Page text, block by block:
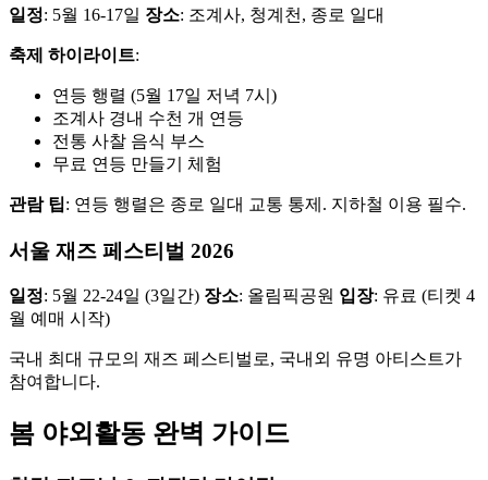
일정: 5월 16-17일 장소: 조계사, 청계천, 종로 일대
축제 하이라이트:
연등 행렬 (5월 17일 저녁 7시)
조계사 경내 수천 개 연등
전통 사찰 음식 부스
무료 연등 만들기 체험
관람 팁: 연등 행렬은 종로 일대 교통 통제. 지하철 이용 필수.
서울 재즈 페스티벌 2026
일정: 5월 22-24일 (3일간) 장소: 올림픽공원 입장: 유료 (티켓 4
월 예매 시작)
국내 최대 규모의 재즈 페스티벌로, 국내외 유명 아티스트가
참여합니다.
봄 야외활동 완벽 가이드